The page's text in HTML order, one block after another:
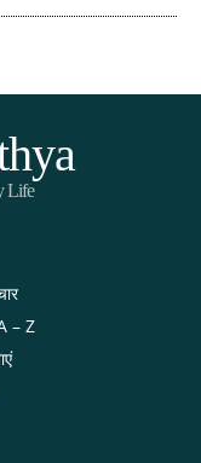
Life
– Z